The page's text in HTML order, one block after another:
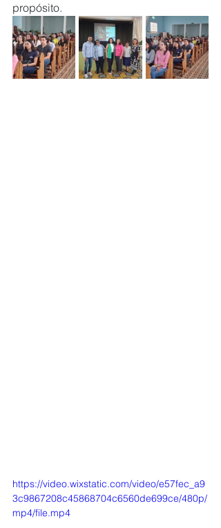
propósito.
https://video.wixstatic.com/video/e57fec_a9
3c9867208c45868704c6560de699ce/480p/
mp4/file.mp4